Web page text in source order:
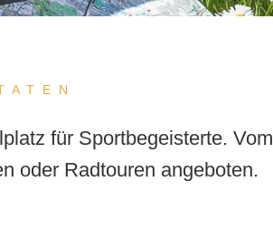
für Sportbegeisterte. Vom
oder Radtouren angeboten.